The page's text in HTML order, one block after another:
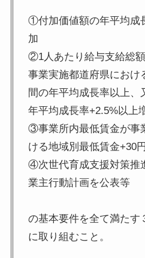
①付加価値額の年平均成
加
②1人あたり給与支給総額
事業実施都道府県におけ
間の年平均成長率以上、
年平均成長率+2.5%以上
③事業所内最低賃金が事
ける地域別最低賃金+30
④次世代育成支援対策推
業主行動計画を公表等
の基本要件を全て満たす
に取り組むこと。